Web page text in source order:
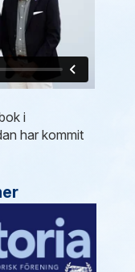
i
har kommit